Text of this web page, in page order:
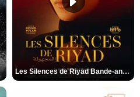
Les Silences de Riyad Bande-annonce VO STFR